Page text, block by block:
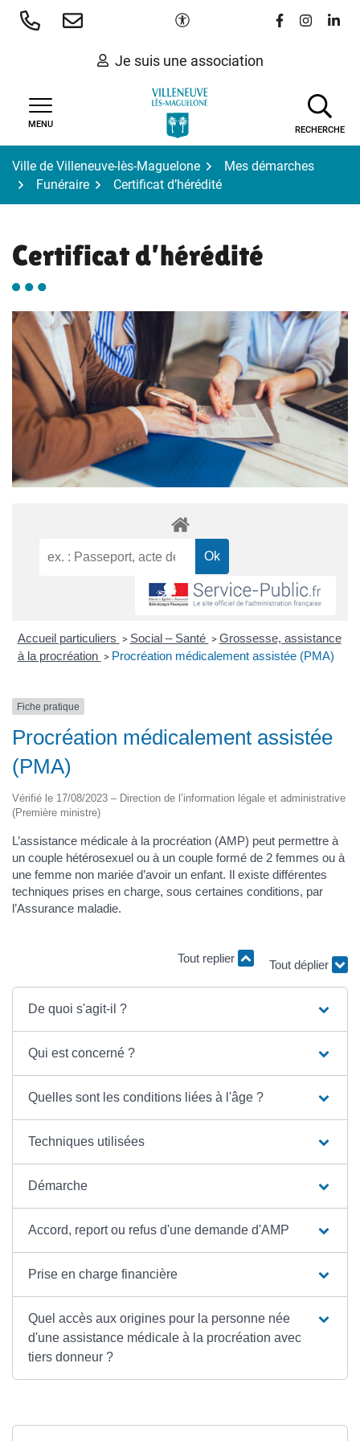
Aller
Paramètres d'accessibilité
Lien vers le
Lien vers
Lien
Je suis une association
MENU
RECHERCHE
Ville de Villeneuve-lès-Maguelone
Mes démarches
Funéraire
Certificat d’hérédité
Certificat d’hérédité
Accueil particuliers > Social – Santé > Grossesse, assistance
à la procréation > Procréation médicalement assistée (PMA)
Fiche pratique
Procréation médicalement assistée
(PMA)
Vérifié le 17/08/2023 – Direction de l’information légale et administrative
(Première ministre)
L’assistance médicale à la procréation (AMP) peut permettre à
un couple hétérosexuel ou à un couple formé de 2 femmes ou à
une femme non mariée d’avoir un enfant. Il existe différentes
techniques prises en charge, sous certaines conditions, par
l’Assurance maladie.
Tout replier
Tout déplier
De quoi s'agit-il ?
Qui est concerné ?
Quelles sont les conditions liées à l'âge ?
Techniques utilisées
Démarche
Accord, report ou refus d'une demande d'AMP
Prise en charge financière
Quel accès aux origines pour la personne née
d'une assistance médicale à la procréation avec
tiers donneur ?